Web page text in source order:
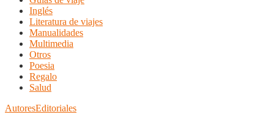
Inglés
Literatura de viajes
Manualidades
Multimedia
Otros
Poesia
Regalo
Salud
AutoresEditoriales